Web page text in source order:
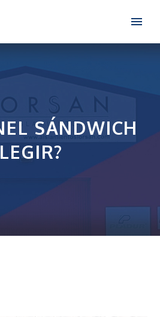
SÁNDWICH